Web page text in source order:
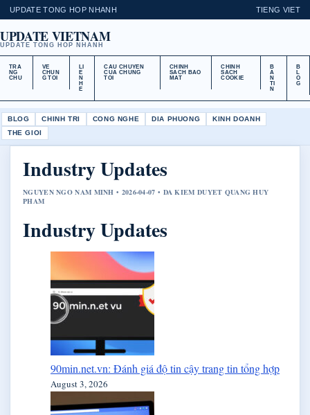
UPDATE TONG HOP NHANH TIENG VIET
UPDATE VIETNAM
UPDATE TONG HOP NHANH
TRA
NG
CHU
VE
CHUN
G TOI
LI
E
N
H
E
CAU CHUYEN
CUA CHUNG
TOI
CHINH
SACH BAO
MAT
CHINH
SACH
COOKIE
B
A
N
TI
N
B
L
O
G
BLOG CHINH TRI CONG NGHE DIA PHUONG
KINH DOANH
THE GIOI
Industry Updates
NGUYEN NGO NAM MINH • 2026-04-07 • DA KIEM DUYET QUANG HUY
PHAM
Industry Updates
90min.net.vn: Đánh giá độ tin cậy trang tin tổng hợp
August 3, 2026